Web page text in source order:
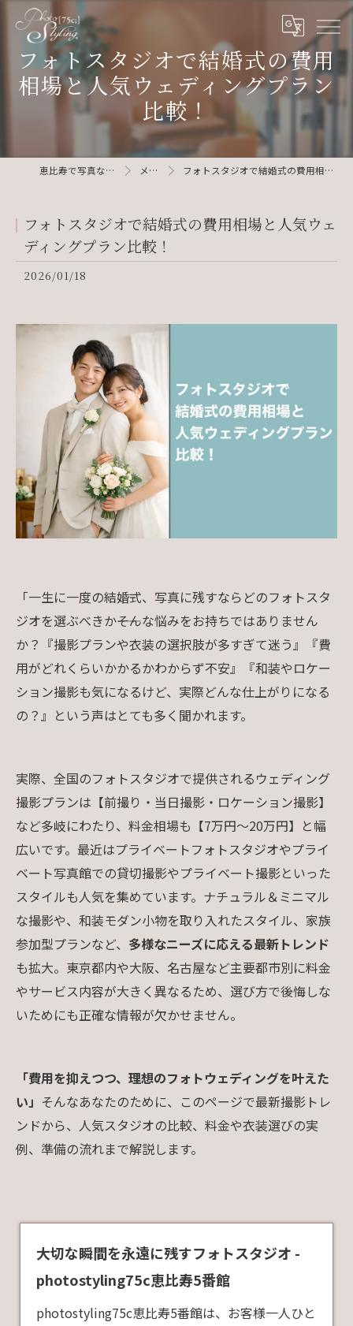
フォトスタジオで結婚式の費用
相場と人気ウェディングプラン
比較！
恵比寿で写真ならphotostyling75c メディア フォトスタジオで結婚式の費用相場と人気ウェディングプラン比較！
フォトスタジオで結婚式の費用相場と人気ウェ
ディングプラン比較！
2026/01/18
「一生に一度の結婚式、写真に残すならどのフォトスタ
ジオを選ぶべきか――そんな悩みをお持ちではありません
か？『撮影プランや衣装の選択肢が多すぎて迷う』『費
用がどれくらいかかるかわからず不安』『和装やロケー
ション撮影も気になるけど、実際どんな仕上がりになる
の？』という声はとても多く聞かれます。
実際、全国のフォトスタジオで提供されるウェディング
撮影プランは【前撮り・当日撮影・ロケーション撮影】
など多岐にわたり、料金相場も【7万円～20万円】と幅
広いです。最近はプライベートフォトスタジオやプライ
ベート写真館での貸切撮影やプライベート撮影といった
スタイルも人気を集めています。ナチュラル＆ミニマル
な撮影や、和装モダン小物を取り入れたスタイル、家族
参加型プランなど、 多様なニーズに応える最新トレンド
も拡大。東京都内や大阪、名古屋など主要都市別に料金
やサービス内容が大きく異なるため、選び方で後悔しな
いためにも正確な情報が欠かせません。
「費用を抑えつつ、理想のフォトウェディングを叶えた
い」 そんなあなたのために、このページで最新撮影トレ
ンドから、人気スタジオの比較、料金や衣装選びの実
例、準備の流れまで解説します。
大切な瞬間を永遠に残すフォトスタジオ -
photostyling75c恵比寿5番館
photostyling75c恵比寿5番館は、お客様一人ひと